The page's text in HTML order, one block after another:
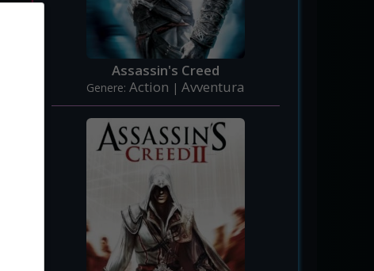
Assassin's Creed
Genere:Action |Avventura